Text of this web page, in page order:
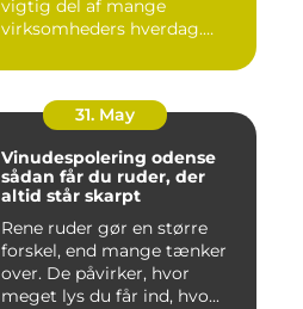
vigtig del af mange
virksomheders hverdag.
31. May
Vinudespolering odense
sådan får du ruder, der
altid står skarpt
Rene ruder gør en større
forskel, end mange tænker
over. De påvirker, hvor
meget lys du får ind, hvo...